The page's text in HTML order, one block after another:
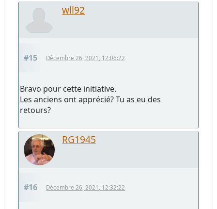
wll92
#15 Décembre 26, 2021, 12:06:22
Bravo pour cette initiative.
Les anciens ont apprécié? Tu as eu des
retours?
RG1945
#16 Décembre 26, 2021, 12:32:22